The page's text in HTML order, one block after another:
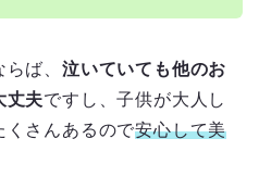
ば、 泣いていても他のお
丈夫ですし、子供が大人し
くさんあるので安心して美